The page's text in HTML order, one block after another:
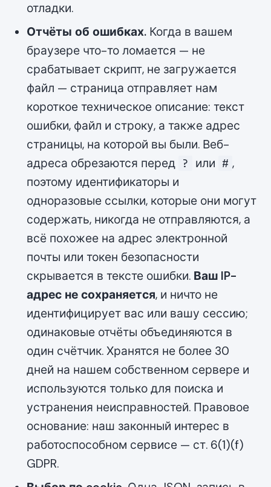
отладки.
Отчёты об ошибках. Когда в вашем
браузере что-то ломается — не
срабатывает скрипт, не загружается
файл — страница отправляет нам
короткое техническое описание: текст
ошибки, файл и строку, а также адрес
страницы, на которой вы были. Веб-
адреса обрезаются перед ? или # ,
поэтому идентификаторы и
одноразовые ссылки, которые они могут
содержать, никогда не отправляются, а
всё похожее на адрес электронной
почты или токен безопасности
скрывается в тексте ошибки. Ваш IP-
адрес не сохраняется, и ничто не
идентифицирует вас или вашу сессию;
одинаковые отчёты объединяются в
один счётчик. Хранятся не более 30
дней на нашем собственном сервере и
используются только для поиска и
устранения неисправностей. Правовое
основание: наш законный интерес в
работоспособном сервисе — ст. 6(1)(f)
GDPR.